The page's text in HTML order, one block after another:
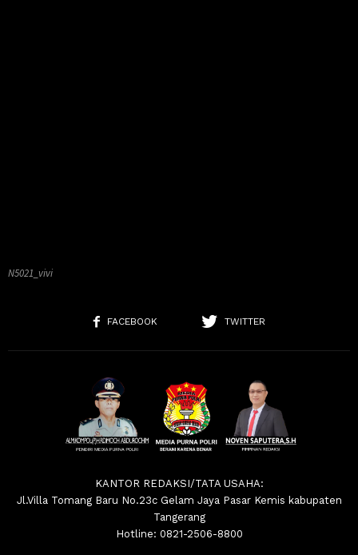
N5021_vivi
FACEBOOK TWITTER
KANTOR REDAKSI/TATA USAHA:
Jl.Villa Tomang Baru No.23c Gelam Jaya Pasar Kemis kabupaten
Tangerang
Hotline: 0821-2506-8800